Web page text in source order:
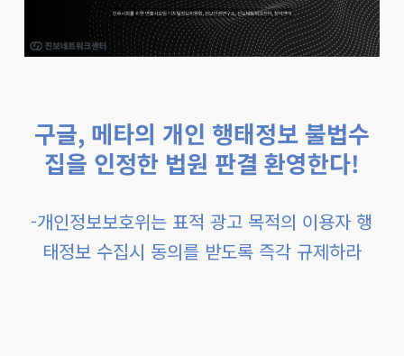
구글, 메타의 개인 행태정보 불법수
집을 인정한 법원 판결 환영한다!
-개인정보보호위는 표적 광고 목적의 이용자 행
태정보 수집시 동의를 받도록 즉각 규제하라